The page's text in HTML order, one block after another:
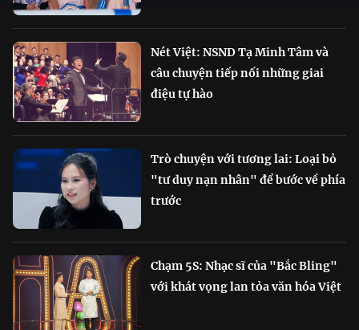
Nét Việt: NSND Tạ Minh Tâm và
câu chuyện tiếp nối những giai
điệu tự hào
Trò chuyện với tương lai: Loại bỏ
"tư duy nạn nhân" để bước về phía
trước
Chạm 5S: Nhạc sĩ của "Bắc Bling"
với khát vọng lan tỏa văn hóa Việt